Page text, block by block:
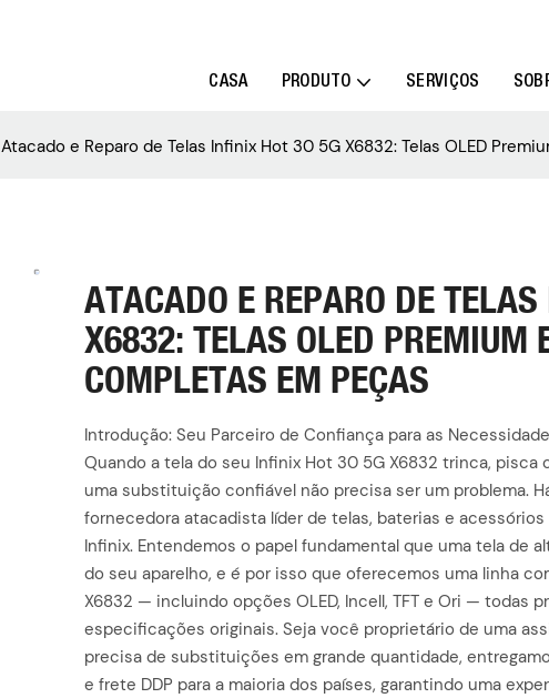
CASA PRODUTO SERVIÇOS
Atacado e Reparo de Telas Infinix Hot 30 5G X6832: Telas OLED
ATACADO E REPARO DE
X6832: TELAS OLED PREMIUM
COMPLETAS EM PEÇAS
Introdução: Seu Parceiro de Confiança para as
Quando a tela do seu Infinix Hot 30 5G X6832 trinca,
uma substituição confiável não precisa ser um problema.
fornecedora atacadista líder de telas, baterias e
Infinix. Entendemos o papel fundamental que uma tela de
do seu aparelho, e é por isso que oferecemos uma linha
X6832 — incluindo opções OLED, Incell, TFT e Ori — todas
especificações originais. Seja você proprietário de uma
precisa de substituições em grande quantidade,
e frete DDP para a maioria dos países, garantindo uma